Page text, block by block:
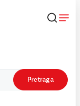
Pretraga